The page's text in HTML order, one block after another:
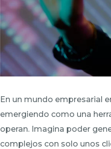
En un mundo empresarial
emergiendo como una
operan. Imagina poder
complejos con solo unos